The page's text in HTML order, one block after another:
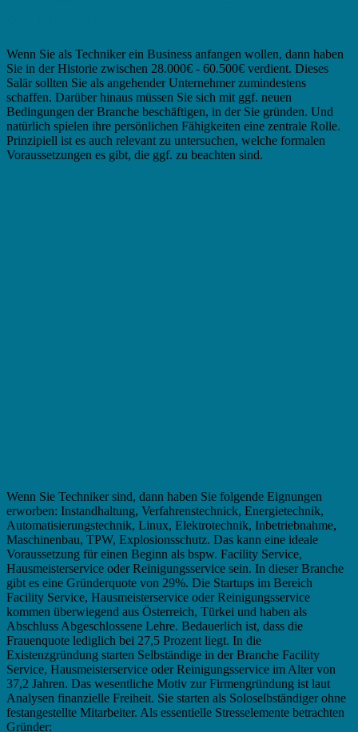
Wenn Sie als Techniker ein Business anfangen wollen, dann haben
Sie in der Historie zwischen 28.000€ - 60.500€ verdient. Dieses
Salär sollten Sie als angehender Unternehmer zumindestens
schaffen. Darüber hinaus müssen Sie sich mit ggf. neuen
Bedingungen der Branche beschäftigen, in der Sie gründen. Und
natürlich spielen ihre persönlichen Fähigkeiten eine zentrale Rolle.
Prinzipiell ist es auch relevant zu untersuchen, welche formalen
Voraussetzungen es gibt, die ggf. zu beachten sind.
Wenn Sie Techniker sind, dann haben Sie folgende Eignungen
erworben: Instandhaltung, Verfahrenstechnick, Energietechnik,
Automatisierungstechnik, Linux, Elektrotechnik, Inbetriebnahme,
Maschinenbau, TPW, Explosionsschutz. Das kann eine ideale
Voraussetzung für einen Beginn als bspw. Facility Service,
Hausmeisterservice oder Reinigungsservice sein. In dieser Branche
gibt es eine Gründerquote von 29%. Die Startups im Bereich
Facility Service, Hausmeisterservice oder Reinigungsservice
kommen überwiegend aus Österreich, Türkei und haben als
Abschluss Abgeschlossene Lehre. Bedauerlich ist, dass die
Frauenquote lediglich bei 27,5 Prozent liegt. In die
Existenzgründung starten Selbständige in der Branche Facility
Service, Hausmeisterservice oder Reinigungsservice im Alter von
37,2 Jahren. Das wesentliche Motiv zur Firmengründung ist laut
Analysen finanzielle Freiheit. Sie starten als Soloselbständiger ohne
festangestellte Mitarbeiter. Als essentielle Stresselemente betrachten
Gründer: